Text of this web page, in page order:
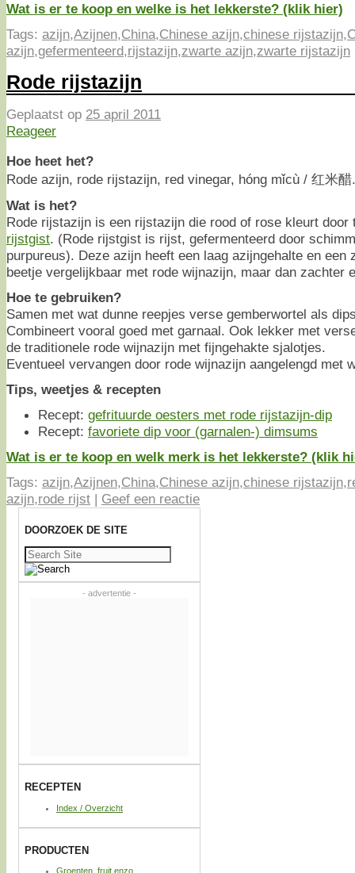
Wat is er te koop en welke is het lekkerste? (klik hier)
Tags: azijn,Azijnen,China,Chinese azijn,chinese rijstazijn,
azijn,gefermenteerd,rijstazijn,zwarte azijn,zwarte rijstazijn
Rode rijstazijn
Geplaatst op 25 april 2011
Reageer
Hoe heet het?
Rode azijn, rode rijstazijn, red vinegar, hóng mǐcù / 红米醋.
Wat is het?
Rode rijstazijn is een rijstazijn die rood of rose kleurt
rijstgist. (Rode rijstgist is rijst, gefermenteerd door
purpureus). Deze azijn heeft een laag azijngehalte en een
beetje vergelijkbaar met rode wijnazijn, maar dan zachter
Hoe te gebruiken?
Samen met wat dunne reepjes verse gemberwortel als
Combineert vooral goed met garnaal. Ook lekker met
de traditionele rode wijnazijn met fijngehakte sjalotjes.
Eventueel vervangen door rode wijnazijn aangelengd met
Tips, weetjes & recepten
Recept: gefrituurde oesters met rode rijstazijn-dip
Recept: favoriete dip voor (garnalen-) dimsums
Wat is er te koop en welk merk is het lekkerste? (klik
Tags: azijn,Azijnen,China,Chinese azijn,chinese rijstazijn,
azijn,rode rijst | Geef een reactie
DOORZOEK DE SITE
Zoeken
naar:
- advertentie -
RECEPTEN
Index / Overzicht
PRODUCTEN
Groenten, fruit enzo